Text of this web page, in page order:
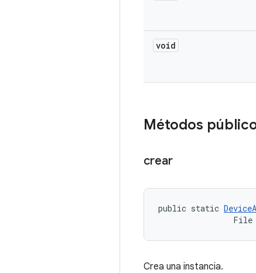
void
Métodos
crear
public static
File
Crea una instancia.